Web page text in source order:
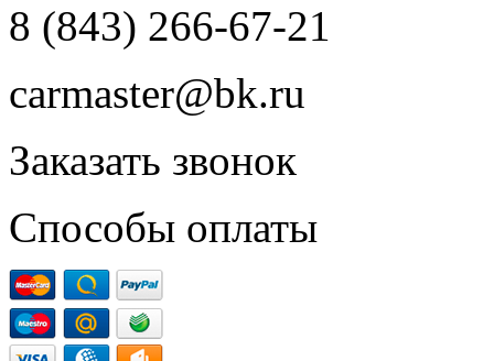
8 (843) 266-67-21
carmaster@bk.ru
Заказать звонок
Способы оплаты